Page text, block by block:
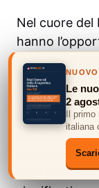
Nel cuore
hanno
esclusivi e
ulteriormente
cultura
una porta
anche un
tradizioni e
ogni visita
Le
2
Il
italiana